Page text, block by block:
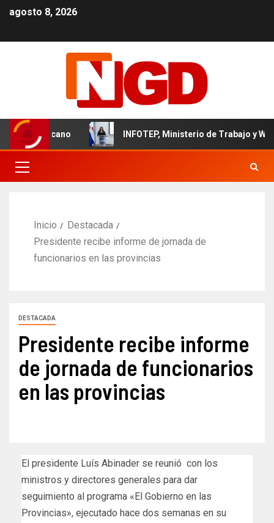
agosto 8, 2026
dominicano INFOTEP, Ministerio de Trabajo y World
Inicio
Destacada
Presidente recibe informe de jornada de
funcionarios en las provincias
DESTACADA
Presidente recibe informe
de jornada de funcionarios
en las provincias
El presidente Luís Abinader se reunió con los
ministros y directores generales para dar
seguimiento al programa «El Gobierno en las
Provincias», ejecutado hace dos semanas en su